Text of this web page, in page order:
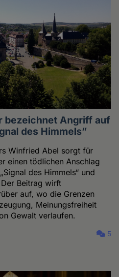
bezeichnet Angriff auf
des Himmels”
Winfried Abel sorgt für
einen tödlichen Anschlag
des Himmels“ und
Beitrag wirft
auf, wo die Grenzen
Meinungsfreiheit
Gewalt verlaufen.
5